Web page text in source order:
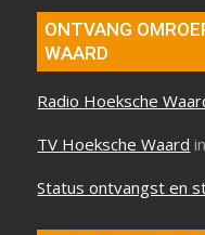
ONTVANG
WAARD
Radio Hoeksche
TV Hoeksche Waard
Status ontvangst en